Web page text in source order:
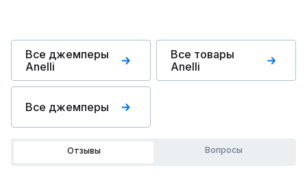
Все джемперы
Anelli
Все товары
Anelli
Все джемперы
Отзывы Вопросы